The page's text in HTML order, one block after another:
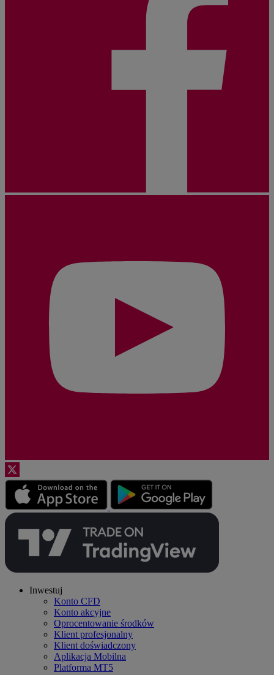
Inwestuj
Konto CFD
Konto akcyjne
Oprocentowanie środków
Klient profesjonalny
Klient doświadczony
Aplikacja Mobilna
Platforma MT5